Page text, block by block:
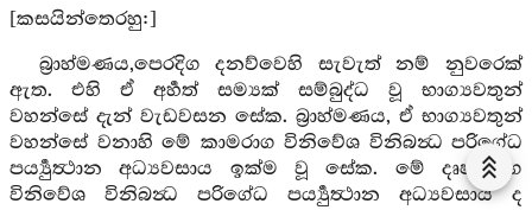
[කසයින්තෙරහු:]
බ්‍රාහ්මණය,පෙරදිග දනව්වෙහි සැවැත් නම් නුවරෙක්
ඇත. එහි ඒ අර්‍හත් සම්‍යක් සම්බුද්ධ වූ භාග්‍යවතුන්
වහන්සේ දැන් වැඩවසන සේක. බ්‍රාහ්මණය, ඒ භාග්‍යවතුන්
වහන්සේ වනාහි මේ කාමරාග විනිවේශ විනිබන්‍ධ පරිගේධ
පර්‍ය්‍යුත්‍ථාන අධ්‍යවසාය ඉක්ම වූ සේක. මේ දෘෂ්ටිරාග
විනිවේශ විනිබන්‍ධ පරිගේධ පර්‍ය්‍යුත්‍ථාන අධ්‍යවසාය ද